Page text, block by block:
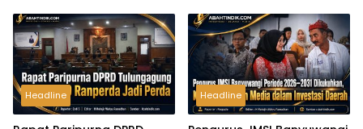
Komitmen Bersama
Headline Headline